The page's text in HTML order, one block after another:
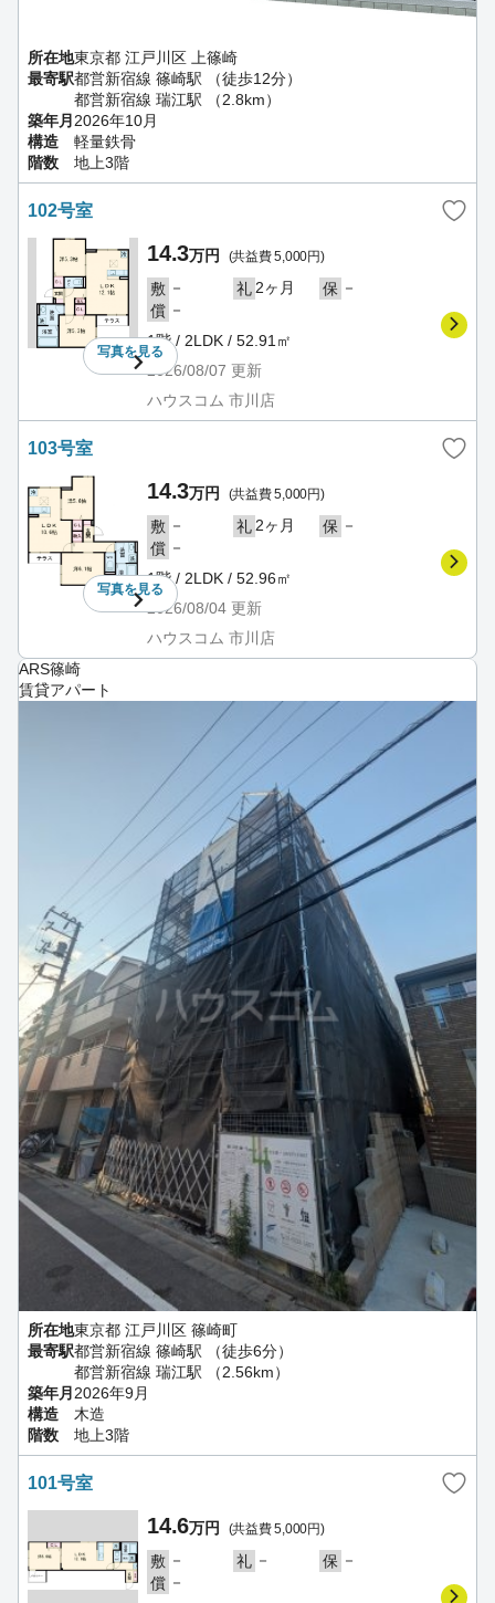
所在地東京都 江戸川区 上篠崎
最寄駅都営新宿線 篠崎駅 （徒歩12分）
都営新宿線 瑞江駅 （2.8km）
築年月 2026年10月
構造
軽量鉄骨
階数
地上3階
102号室
写真を見る
14.3万円 (共益費 5,000円)
敷 － 礼2ヶ月 保 －
償 －
1階 / 2LDK / 52.91㎡
2026/08/07 更新
ハウスコム 市川店
103号室
写真を見る
14.3万円 (共益費 5,000円)
敷 － 礼2ヶ月 保 －
償 －
1階 / 2LDK / 52.96㎡
2026/08/04 更新
ハウスコム 市川店
ARS篠崎
賃貸アパート
所在地東京都 江戸川区 篠崎町
最寄駅都営新宿線 篠崎駅 （徒歩6分）
都営新宿線 瑞江駅 （2.56km）
築年月 2026年9月
構造
木造
階数
地上3階
101号室
14.6万円 (共益費 5,000円)
敷 － 礼 － 保 －
償 －